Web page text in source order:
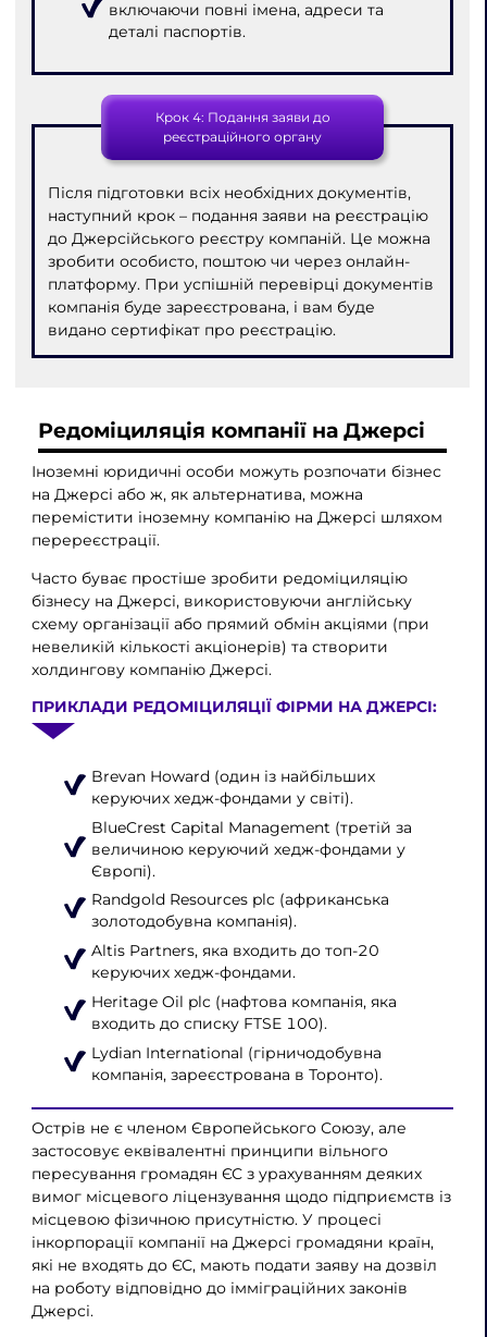
включаючи повні імена, адреси та
деталі паспортів.
Крок 4: Подання заяви до
реєстраційного органу
Після підготовки всіх необхідних документів,
наступний крок – подання заяви на реєстрацію
до Джерсійського реєстру компаній. Це можна
зробити особисто, поштою чи через онлайн-
платформу. При успішній перевірці документів
компанія буде зареєстрована, і вам буде
видано сертифікат про реєстрацію.
Редоміциляція компанії на Джерсі
Іноземні юридичні особи можуть розпочати бізнес
на Джерсі або ж, як альтернатива, можна
перемістити іноземну компанію на Джерсі шляхом
перереєстрації.
Часто буває простіше зробити редоміциляцію
бізнесу на Джерсі, використовуючи англійську
схему організації або прямий обмін акціями (при
невеликій кількості акціонерів) та створити
холдингову компанію Джерсі.
ПРИКЛАДИ РЕДОМІЦИЛЯЦІЇ ФІРМИ НА ДЖЕРСІ:
Brevan Howard (один із найбільших
керуючих хедж-фондами у світі).
BlueCrest Capital Management (третій за
величиною керуючий хедж-фондами у
Європі).
Randgold Resources plc (африканська
золотодобувна компанія).
Altis Partners, яка входить до топ-20
керуючих хедж-фондами.
Heritage Oil plc (нафтова компанія, яка
входить до списку FTSE 100).
Lydian International (гірничодобувна
компанія, зареєстрована в Торонто).
Острів не є членом Європейського Союзу, але
застосовує еквівалентні принципи вільного
пересування громадян ЄС з урахуванням деяких
вимог місцевого ліцензування щодо підприємств із
місцевою фізичною присутністю. У процесі
інкорпорації компанії на Джерсі громадяни країн,
які не входять до ЄС, мають подати заяву на дозвіл
на роботу відповідно до імміграційних законів
Джерсі.